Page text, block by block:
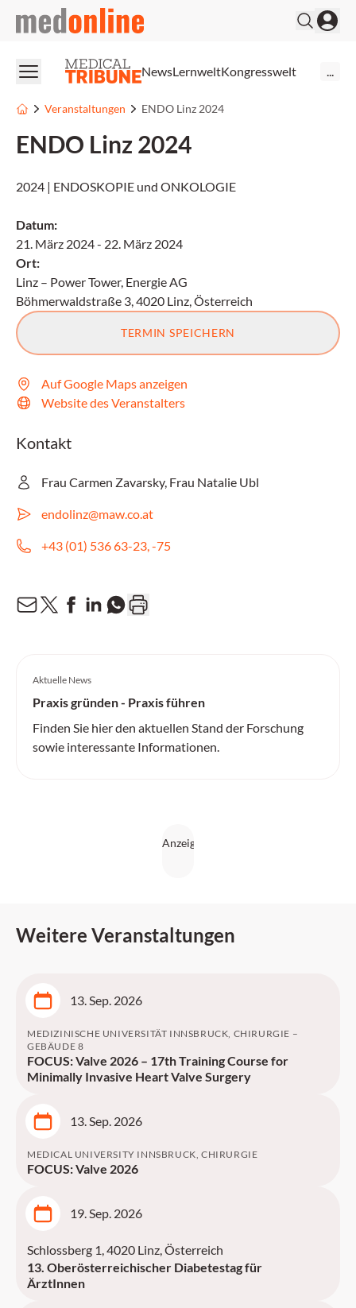
medonline
NewsLernweltKongresswelt
Veranstaltungen ENDO Linz 2024
ENDO Linz 2024
2024 | ENDOSKOPIE und ONKOLOGIE
Datum:
21. März 2024- 22. März 2024
Ort:
Linz – Power Tower, Energie AG
Böhmerwaldstraße 3, 4020 Linz, Österreich
TERMIN SPEICHERN
Auf Google Maps anzeigen
Website des Veranstalters
Kontakt
Frau Carmen Zavarsky, Frau Natalie Ubl
endolinz@maw.co.at
+43 (01) 536 63-23, -75
Aktuelle News
Praxis gründen - Praxis führen
Finden Sie hier den aktuellen Stand der Forschung
sowie interessante Informationen.
Weitere Veranstaltungen
13. Sep. 2026
MEDIZINISCHE UNIVERSITÄT INNSBRUCK, CHIRURGIE –
GEBÄUDE 8
FOCUS: Valve 2026 – 17th Training Course for
Minimally Invasive Heart Valve Surgery
13. Sep. 2026
MEDICAL UNIVERSITY INNSBRUCK, CHIRURGIE
FOCUS: Valve 2026
19. Sep. 2026
Schlossberg 1, 4020 Linz, Österreich
13. Oberösterreichischer Diabetestag für
ÄrztInnen